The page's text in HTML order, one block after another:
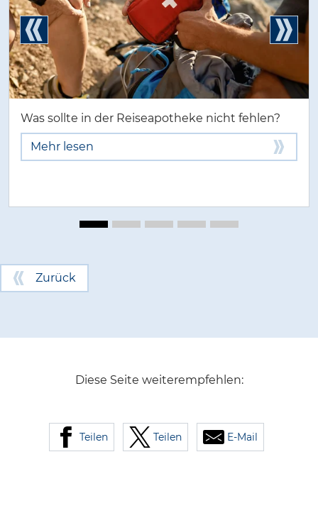
Was sollte in der Reiseapotheke nicht fehlen?
Mehr lesen
Zurück
Diese Seite weiterempfehlen:
Teilen Teilen E-Mail